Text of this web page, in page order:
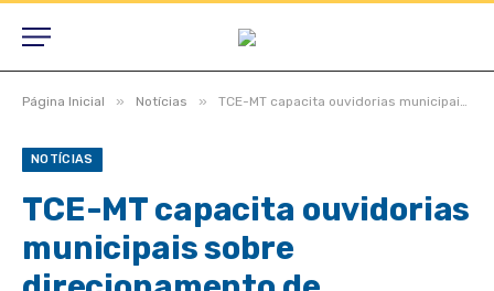
Página Inicial » Notícias » TCE-MT capacita ouvidorias municipais sobre direcionamento de denúncias
NOTÍCIAS
TCE-MT capacita ouvidorias
municipais sobre